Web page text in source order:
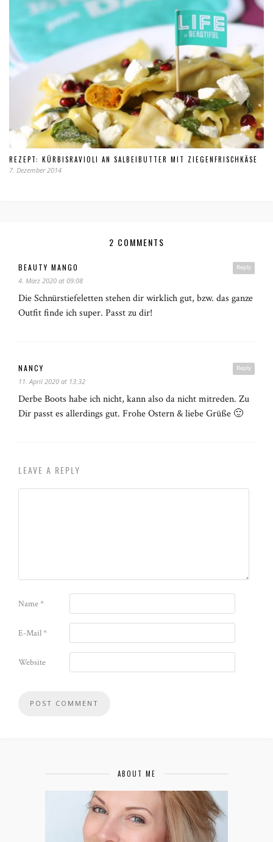
REZEPT: KÜRBISRAVIOLI AN SALBEIBUTTER MIT ZIEGENFRISCHKÄSE
7. Dezember 2014
2 COMMENTS
Reply
BEAUTY MANGO
4. März 2020 at 09:08
Die Schnürstiefeletten stehen dir wirklich gut, bzw. das ganze
Outfit finde ich super. Passt zu dir!
Reply
NANCY
11. April 2020 at 13:32
Derbe Boots habe ich nicht, kann also da nicht mitreden. Zu
Dir passt es allerdings gut. Frohe Ostern & liebe Grüße 🙂
LEAVE A REPLY
Name*
E-Mail*
Website
ABOUT ME